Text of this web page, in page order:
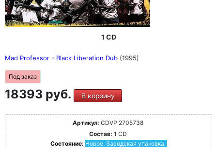
1 CD
Mad Professor - Black Liberation Dub (1995)
Под заказ
18393 руб. В корзину
Артикул: CDVP 2705738
Состав: 1 CD
Состояние: Новое. Заводская упаковка.